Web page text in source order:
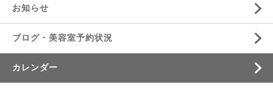
お知らせ
ブログ・美容室予約状況
カレンダー